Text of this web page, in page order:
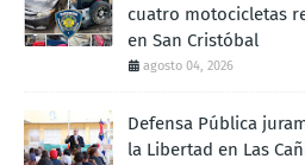
cuatro motocicletas
en San Cristóbal
agosto 04, 2026
Defensa Pública
la Libertad en Las